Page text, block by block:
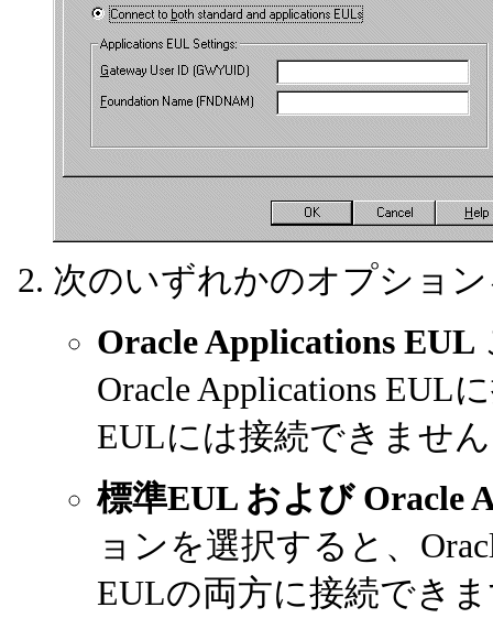
次のいずれかのオプショ
Oracle Applications EUL
Oracle Applications EUL
EULには接続できませ
標準EUL および Oracle
ョンを選択すると、
EULの両方に接続でき